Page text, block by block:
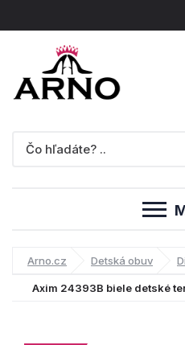
Arno.cz Detská obuv
Axim 24393B biele detské